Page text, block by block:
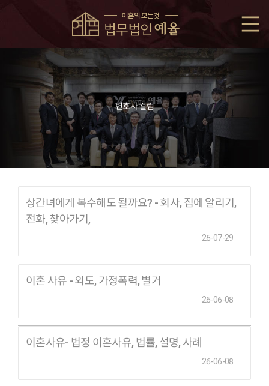
변호사 컬럼
상간녀에게 복수해도 될까요? - 회사, 집에 알리기,
전화, 찾아가기,
26-07-29
이혼 사유 - 외도, 가정폭력, 별거
26-06-08
이혼사유- 법정 이혼사유, 법률, 설명, 사례
26-06-08